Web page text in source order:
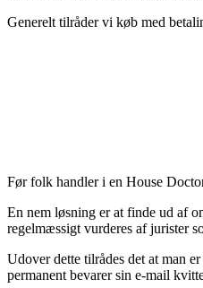
Generelt tilråder vi køb med
Før folk handler i en House
En nem løsning er at finde ud af
regelmæssigt vurderes af jurister
Udover dette tilrådes det at man
permanent bevarer sin e-mail